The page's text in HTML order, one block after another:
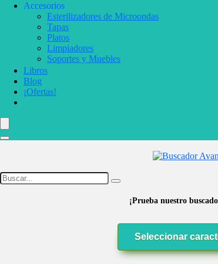
Accesorios
Esterilizadores de Microondas
Tapas
Platos
Limpiadores
Soportes y Muebles
Libros
Blog
¡Ofertas!
¡Prueba nuestro
Seleccionar